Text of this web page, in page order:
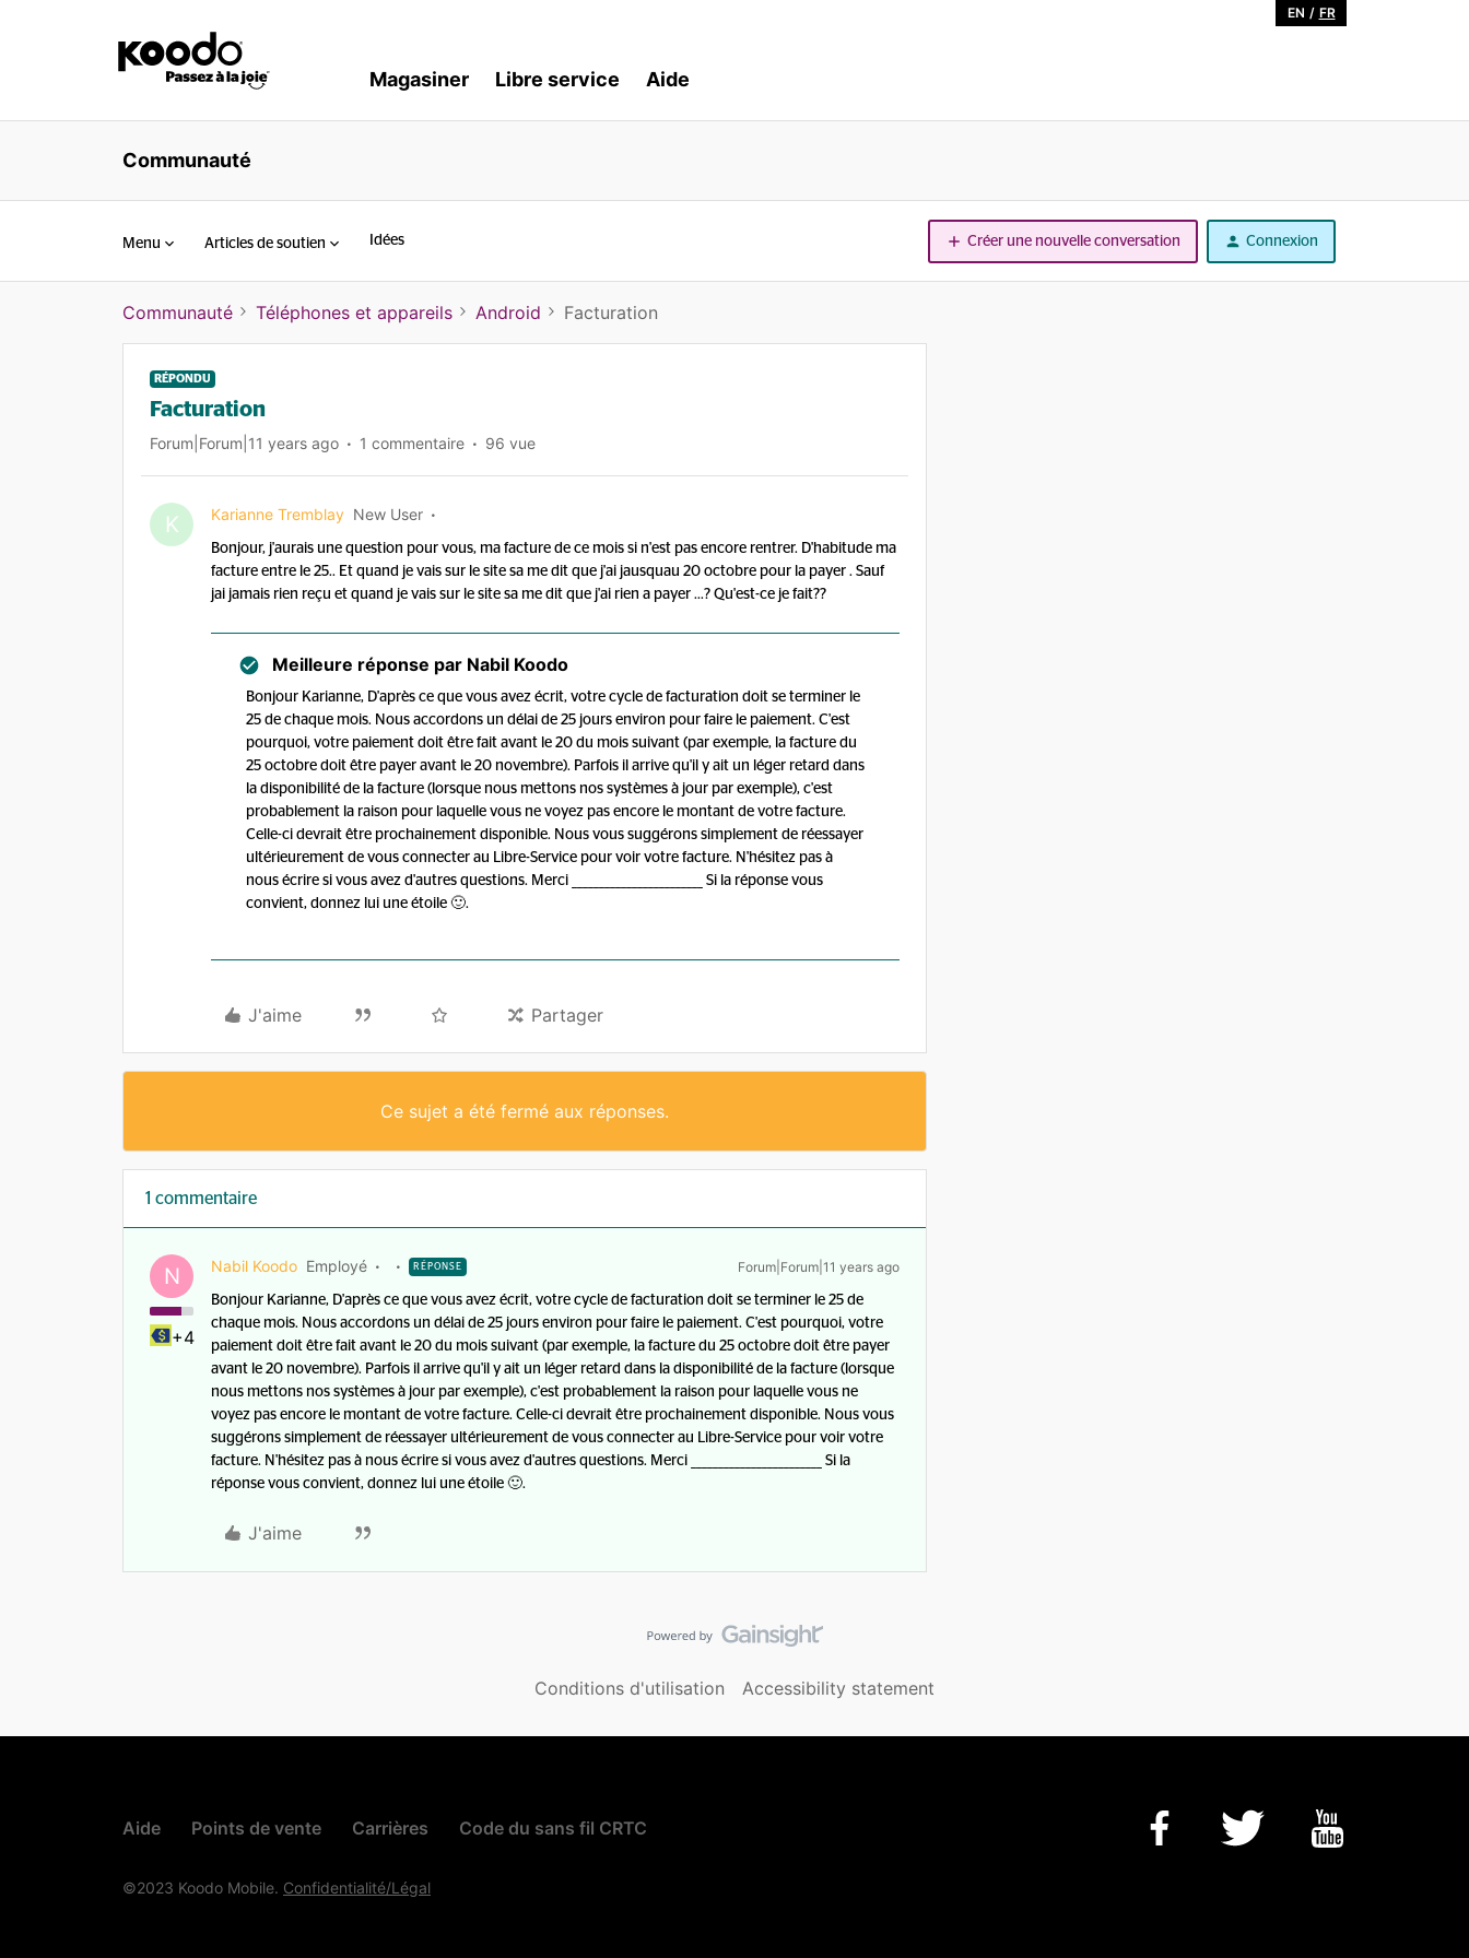
EN / FR
Magasiner Libre service Aide
Communauté
Menu Articles de soutien Idées Créer une nouvelle conversation Connexion
Communauté Téléphones et appareils Android Facturation
RÉPONDU
Facturation
Forum|Forum|11 years ago 1 commentaire 96 vue
K Karianne Tremblay New User
Bonjour, j'aurais une question pour vous, ma facture de ce mois si n'est pas encore rentrer. D'habitude ma
facture entre le 25.. Et quand je vais sur le site sa me dit que j'ai jausquau 20 octobre pour la payer . Sauf
jai jamais rien reçu et quand je vais sur le site sa me dit que j'ai rien a payer ...? Qu'est-ce je fait??
Meilleure réponse par Nabil Koodo
Bonjour Karianne, D'après ce que vous avez écrit, votre cycle de facturation doit se terminer le
25 de chaque mois. Nous accordons un délai de 25 jours environ pour faire le paiement. C'est
pourquoi, votre paiement doit être fait avant le 20 du mois suivant (par exemple, la facture du
25 octobre doit être payer avant le 20 novembre). Parfois il arrive qu'il y ait un léger retard dans
la disponibilité de la facture (lorsque nous mettons nos systèmes à jour par exemple), c'est
probablement la raison pour laquelle vous ne voyez pas encore le montant de votre facture.
Celle-ci devrait être prochainement disponible. Nous vous suggérons simplement de réessayer
ultérieurement de vous connecter au Libre-Service pour voir votre facture. N'hésitez pas à
nous écrire si vous avez d'autres questions. Merci ________________________ Si la réponse vous
convient, donnez lui une étoile 🙂.
J'aime Partager
Ce sujet a été fermé aux réponses.
1 commentaire
N
+4
Nabil Koodo Employé RÉPONSE Forum|Forum|11 years ago
Bonjour Karianne, D'après ce que vous avez écrit, votre cycle de facturation doit se terminer le 25 de
chaque mois. Nous accordons un délai de 25 jours environ pour faire le paiement. C'est pourquoi, votre
paiement doit être fait avant le 20 du mois suivant (par exemple, la facture du 25 octobre doit être payer
avant le 20 novembre). Parfois il arrive qu'il y ait un léger retard dans la disponibilité de la facture (lorsque
nous mettons nos systèmes à jour par exemple), c'est probablement la raison pour laquelle vous ne
voyez pas encore le montant de votre facture. Celle-ci devrait être prochainement disponible. Nous vous
suggérons simplement de réessayer ultérieurement de vous connecter au Libre-Service pour voir votre
facture. N'hésitez pas à nous écrire si vous avez d'autres questions. Merci ________________________ Si la
réponse vous convient, donnez lui une étoile 🙂.
J'aime
Conditions d'utilisation Accessibility statement
Aide Points de vente Carrières Code du sans fil CRTC
©2023 Koodo Mobile. Confidentialité/Légal